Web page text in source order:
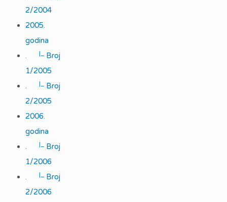
2/2004
2005.
godina
.
|_
Broj
1/2005
.
|_
Broj
2/2005
2006.
godina
.
|_
Broj
1/2006
.
|_
Broj
2/2006